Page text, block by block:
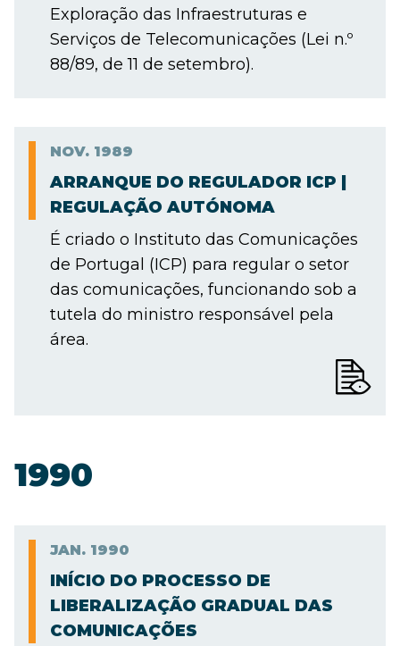
Exploração das Infraestruturas e
Serviços de Telecomunicações (Lei n.º
88/89, de 11 de setembro).
NOV. 1989
ARRANQUE DO REGULADOR ICP |
REGULAÇÃO AUTÓNOMA
É criado o Instituto das Comunicações
de Portugal (ICP) para regular o setor
das comunicações, funcionando sob a
tutela do ministro responsável pela
área.
1990
JAN. 1990
INÍCIO DO PROCESSO DE
LIBERALIZAÇÃO GRADUAL DAS
COMUNICAÇÕES